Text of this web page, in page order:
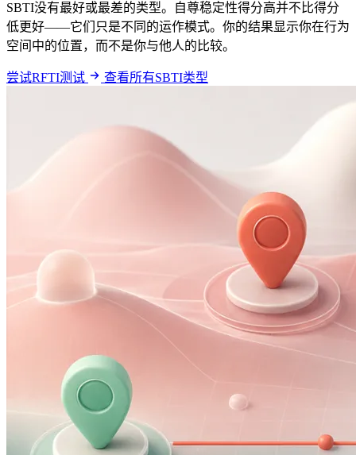
SBTI没有最好或最差的类型。自尊稳定性得分高并不比得分
低更好——它们只是不同的运作模式。你的结果显示你在行为
空间中的位置，而不是你与他人的比较。
尝试RFTI测试 查看所有SBTI类型